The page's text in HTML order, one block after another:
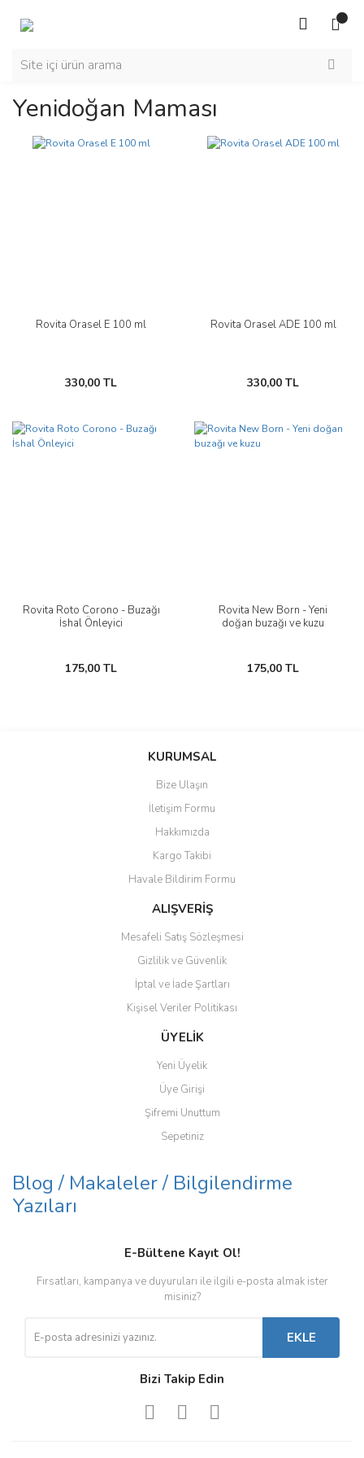
Yenidoğan Maması
Rovita Orasel E 100 ml
330,00 TL
Rovita Orasel ADE 100 ml
330,00 TL
Rovita Roto Corono - Buzağı
İshal Önleyici
175,00 TL
Rovita New Born - Yeni
doğan buzağı ve kuzu
175,00 TL
KURUMSAL
Bize Ulaşın
İletişim Formu
Hakkımızda
Kargo Takibi
Havale Bildirim Formu
ALIŞVERİŞ
Mesafeli Satış Sözleşmesi
Gizlilik ve Güvenlik
İptal ve İade Şartları
Kişisel Veriler Politikası
ÜYELİK
Yeni Üyelik
Üye Girişi
Şifremi Unuttum
Sepetiniz
Blog / Makaleler / Bilgilendirme
Yazıları
E-Bültene Kayıt Ol!
Fırsatları, kampanya ve duyuruları ile ilgili e-posta almak ister
misiniz?
EKLE
Bizi Takip Edin